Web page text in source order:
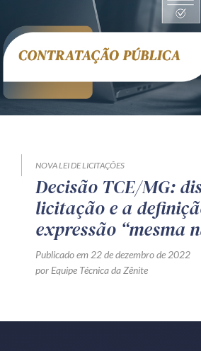
Receba por RSS
Av. Sete de Setembro,
Batel
Curitiba/PR CEP
NOVA LEI DE LICITAÇÕES
Decisão TCE/MG:
licitação e a
expressão “mesma
Publicado em 22 de dezembro de 2022
por Equipe Técnica da Zênite